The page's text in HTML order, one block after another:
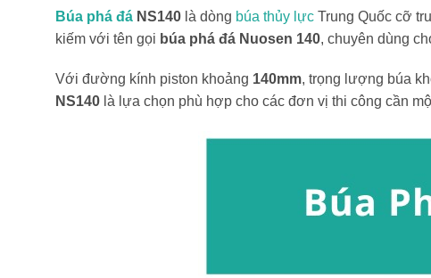
Búa phá đá NS140 là dòng búa thủy lực Trung Quốc cỡ
kiếm với tên gọi búa phá đá Nuosen 140, chuyên dùng
Với đường kính piston khoảng 140mm, trọng lượng búa
NS140 là lựa chọn phù hợp cho các đơn vị thi công cần